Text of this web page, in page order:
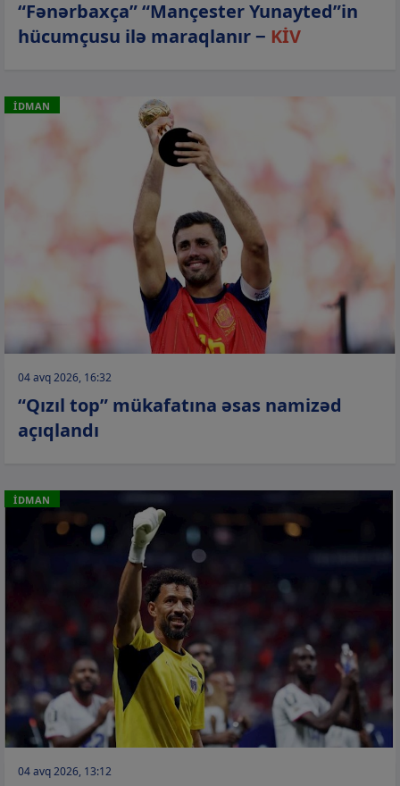
“Fənərbaxça” “Mançester Yunayted”in
hücumçusu ilə maraqlanır − KİV
İDMAN
04 avq 2026, 16:32
“Qızıl top” mükafatına əsas namizəd
açıqlandı
İDMAN
04 avq 2026, 13:12